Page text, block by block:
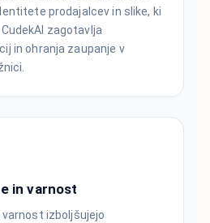
prodajalcev in slike, ki
zagotavlja
in ohranja zaupanje v
in varnost
varnost izboljšujejo